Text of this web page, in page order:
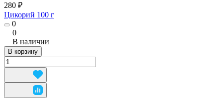
280 ₽
Цикорий 100 г
0
0
В наличии
В корзину